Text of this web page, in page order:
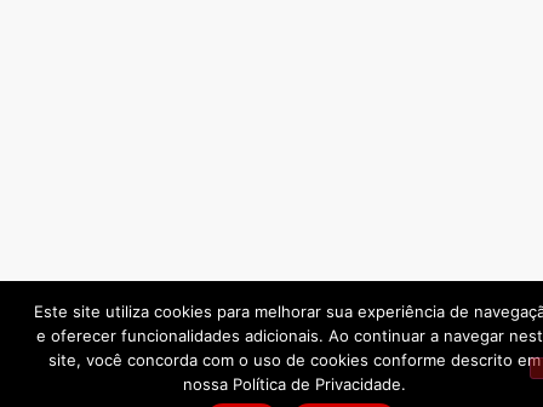
Este site utiliza cookies para melhorar sua experiência de
e oferecer funcionalidades adicionais. Ao continuar a navegar
site, você concorda com o uso de cookies conforme descrito em
nossa Política de Privacidade.